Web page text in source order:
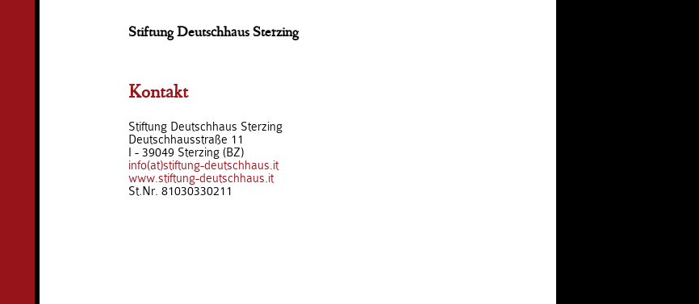
Stiftung Deutschhaus Sterzing
Kontakt
Stiftung Deutschhaus Sterzing
Deutschhausstraße 11
I - 39049 Sterzing (BZ)
info(at)stiftung-deutschhaus.it
www.stiftung-deutschhaus.it
St.Nr. 81030330211